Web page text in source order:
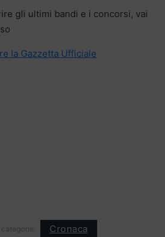
gli ultimi bandi e i concorsi, vai
la Gazzetta Ufficiale
Cronaca